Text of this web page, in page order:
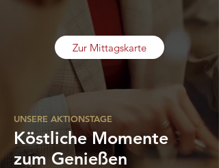
Zur Mittagskarte
UNSERE AKTIONSTAGE
Köstliche Momente
zum Genießen